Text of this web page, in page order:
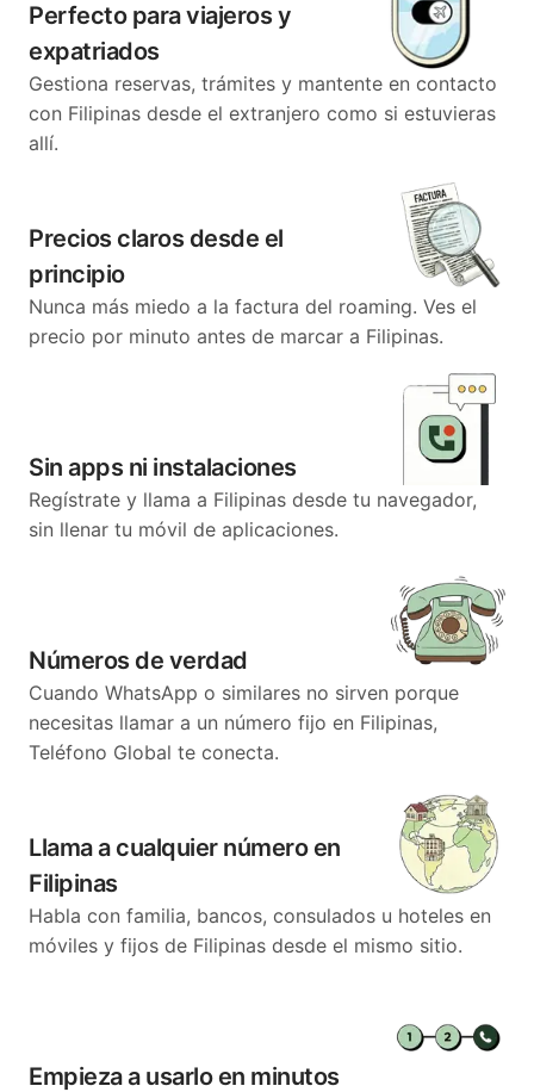
Perfecto para viajeros y
expatriados
Gestiona reservas, trámites y mantente en contacto
con Filipinas desde el extranjero como si estuvieras
allí.
Precios claros desde el
principio
Nunca más miedo a la factura del roaming. Ves el
precio por minuto antes de marcar a Filipinas.
Sin apps ni instalaciones
Regístrate y llama a Filipinas desde tu navegador,
sin llenar tu móvil de aplicaciones.
Números de verdad
Cuando WhatsApp o similares no sirven porque
necesitas llamar a un número fijo en Filipinas,
Teléfono Global te conecta.
Llama a cualquier número en
Filipinas
Habla con familia, bancos, consulados u hoteles en
móviles y fijos de Filipinas desde el mismo sitio.
Empieza a usarlo en minutos